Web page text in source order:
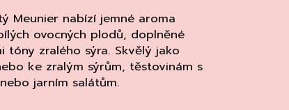
Meunier nabízí jemné aroma
ovocných plodů, doplněné
tóny zralého sýra. Skvělý jako
ke zralým sýrům, těstovinám s
jarním salátům.
Následující
'ALZIPRATU